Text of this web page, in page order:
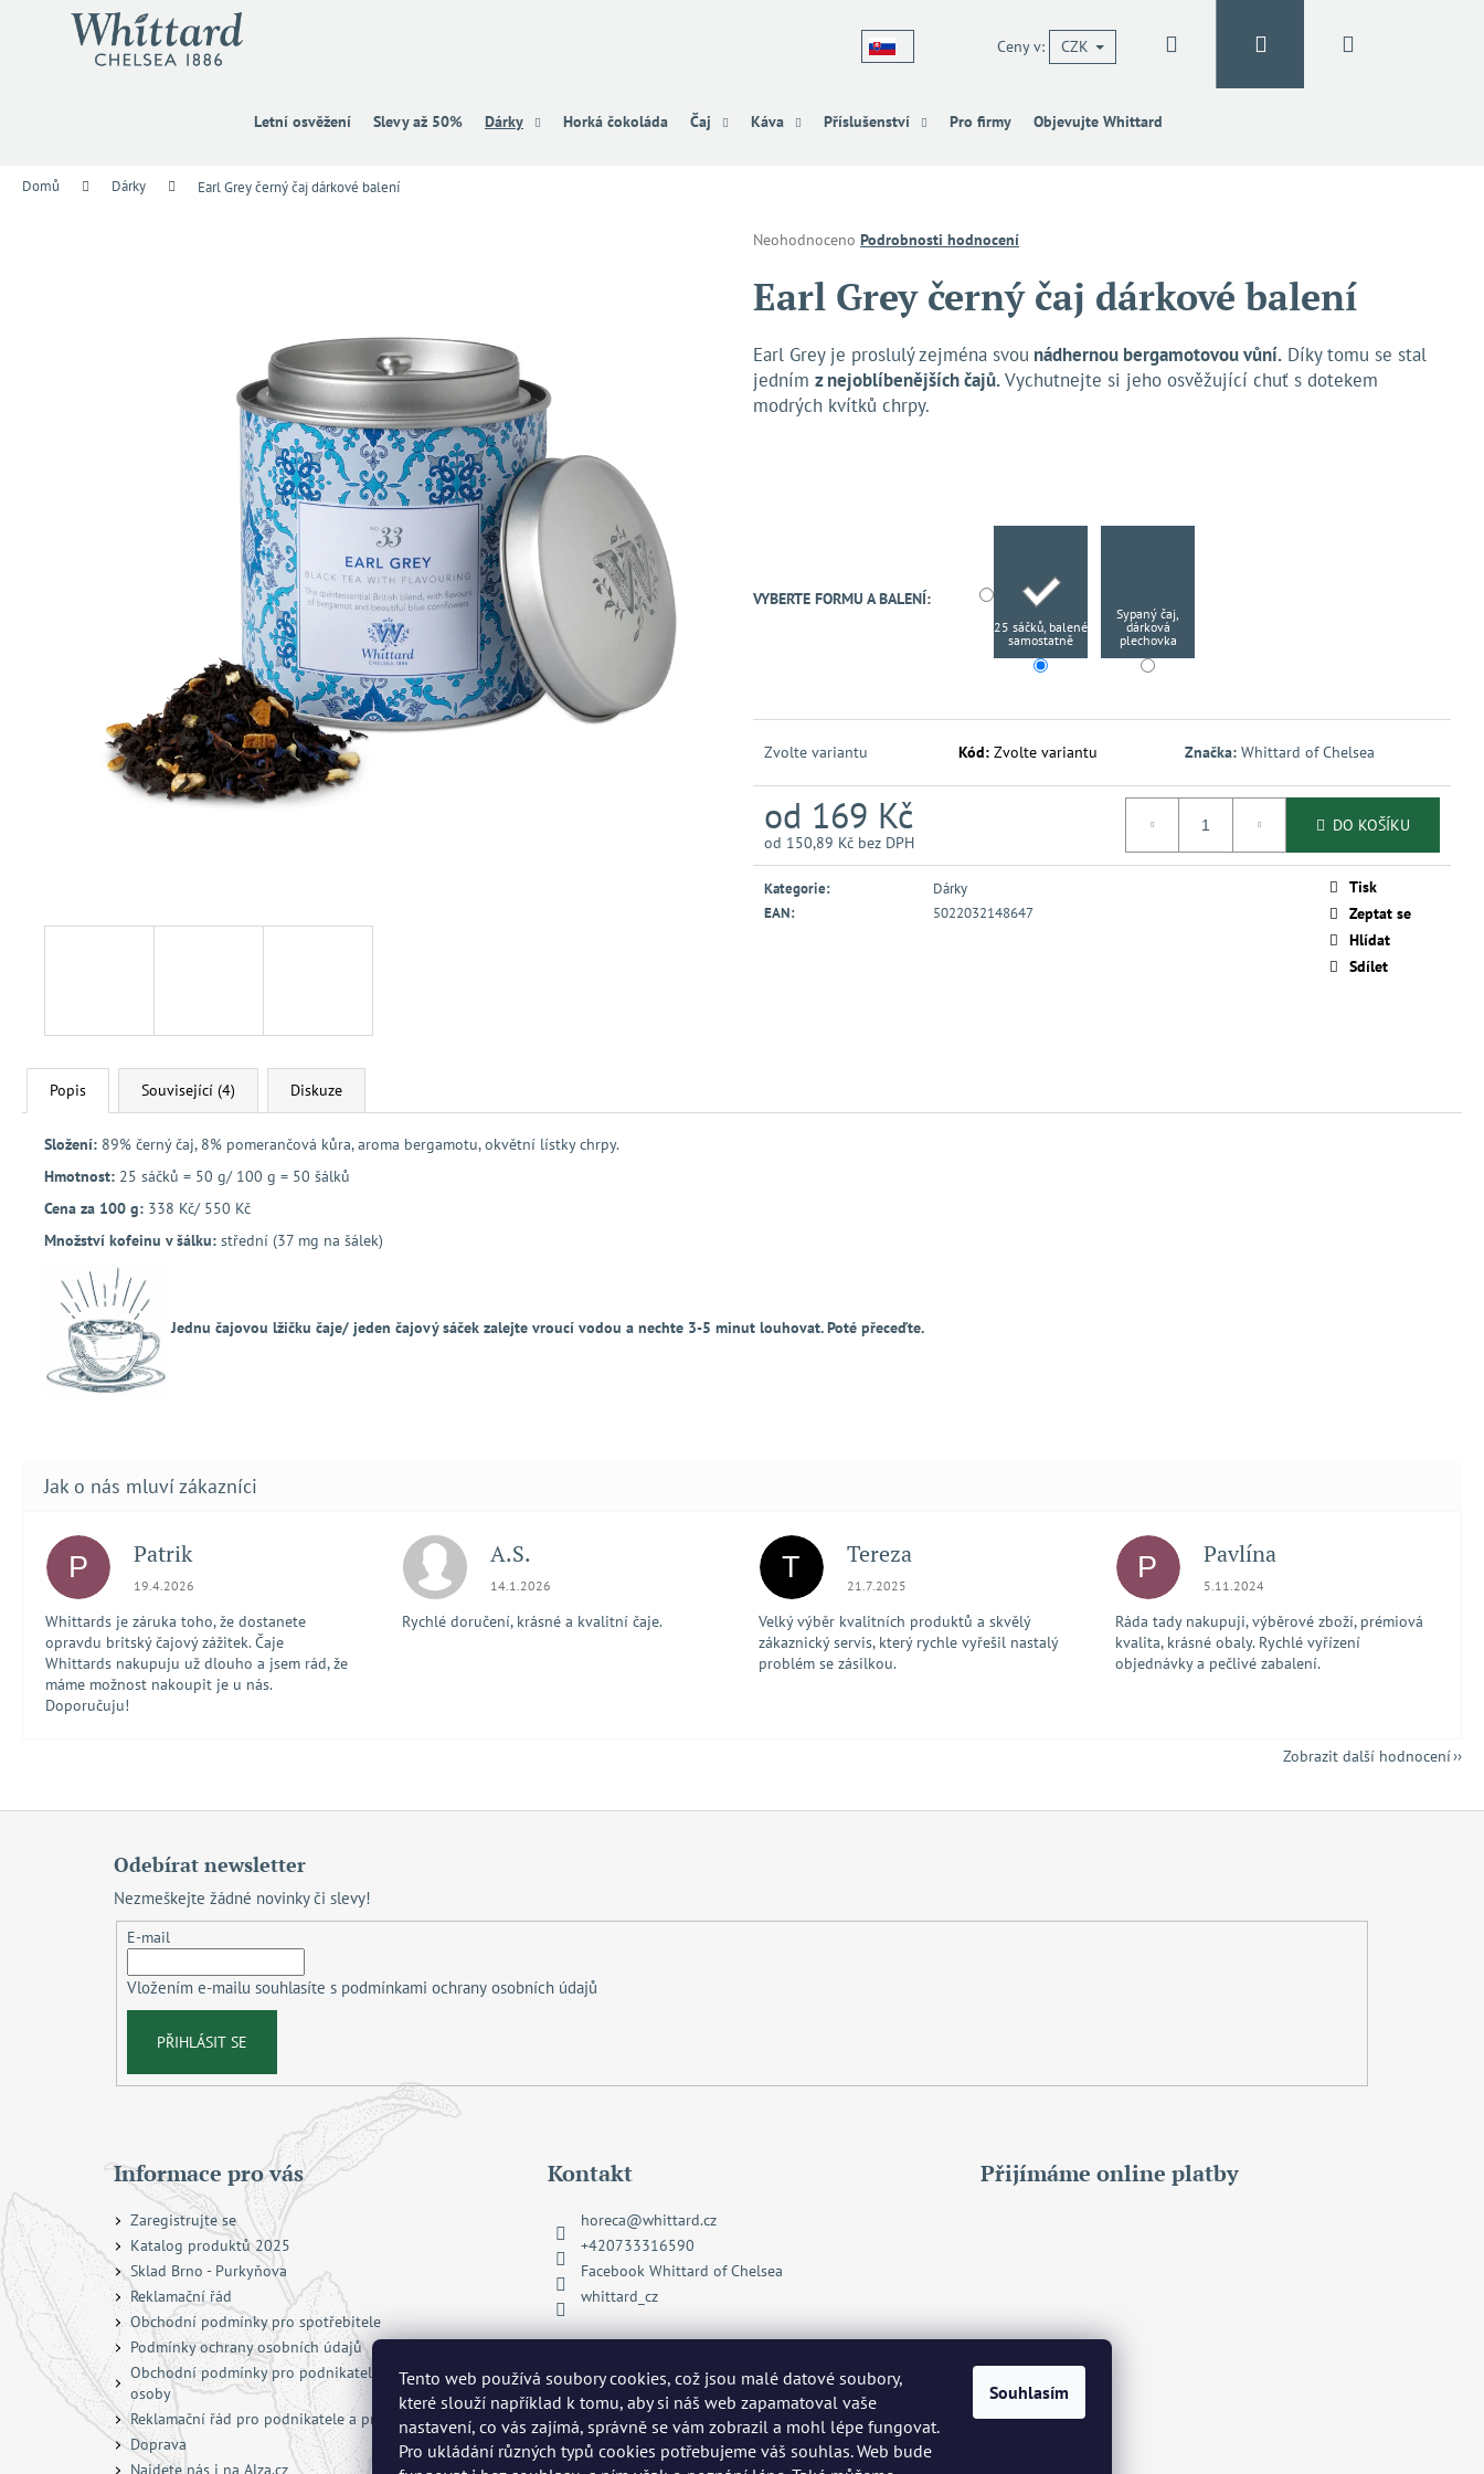
Tento web používá soubory cookies, což jsou malé datové soubory,
které slouží například k tomu, aby si náš web zapamatoval vaše
nastavení, co vás zajímá, správně se vám zobrazil a mohl lépe fungovat.
Pro ukládání různých typů cookies potřebujeme váš souhlas. Web bude
Souhlasím
Letní osvěžení Slevy až 50% Dárky Horká čokoláda Čaj Káva Příslušenství Pro firmy Objevujte Whittard
Ceny v: CZK Přihlášení
Domů Dárky Earl Grey černý čaj dárkové balení
Průměrné
produktu
je
z
5
hvězdiček.
Neohodnoceno Podrobnosti hodnocení
Earl Grey černý čaj dárkové balení
Earl Grey je proslulý zejména svou nádhernou bergamotovou vůní. Díky tomu se stal
jedním z nejoblíbenějších čajů.Vychutnejte si jeho osvěžující chuť s dotekem
modrých kvítků chrpy.
VYBERTE FORMU A BALENÍ:
25 sáčků, balené
samostatně
Sypaný čaj,
dárková
plechovka
Zvolte variantu Kód: Zvolte variantu Značka: Whittard of Chelsea
od 169 Kč
od 150,89 Kč bez DPH
Měrná
cena:
DO KOŠÍKU
Kategorie:
Dárky
EAN: 5022032148647
Tisk
Zeptat se
Hlídat
Sdílet
Popis Související (4) Diskuze
Složení: 89% černý čaj, 8% pomerančová kůra, aroma bergamotu, okvětní lístky chrpy.
Hmotnost: 25 sáčků = 50 g/ 100 g = 50 šálků
Cena za 100 g: 338 Kč/ 550 Kč
Množství kofeinu v šálku: střední (37 mg na šálek)
Jednu čajovou lžičku čaje/ jeden čajový sáček zalejte vroucí vodou a nechte 3-5 minut louhovat. Poté přeceďte.
P Patrik
Hodnocení obchodu je 5 z 5 hvězdiček.
19.4.2026
Whittards je záruka toho, že dostanete
opravdu britský čajový zážitek. Čaje
Whittards nakupuju už dlouho a jsem rád, že
máme možnost nakoupit je u nás.
Doporučuju!
A.S.
Hodnocení obchodu je 5 z 5 hvězdiček.
14.1.2026
Rychlé doručení, krásné a kvalitní čaje.
T Tereza
Hodnocení obchodu je 5 z 5 hvězdiček.
21.7.2025
Velký výběr kvalitních produktů a skvělý
zákaznický servis, který rychle vyřešil nastalý
problém se zásilkou.
P Pavlína
Hodnocení obchodu je 5 z 5 hvězdiček.
5.11.2024
Ráda tady nakupuji, výběrové zboží, prémiová
kvalita, krásné obaly. Rychlé vyřízení
objednávky a pečlivé zabalení.
Zobrazit další hodnocení
Zpět
Zpět
Co potřebujete najít?
Odebírat newsletter
Nezmeškejte žádné novinky či slevy!
E-mail
Vložením e-mailu souhlasíte s podmínkami ochrany osobních údajů
PŘIHLÁSIT SE
Informace pro vás
Zaregistrujte se
Katalog produktů 2025
Sklad Brno - Purkyňova
Reklamační řád
Obchodní podmínky pro spotřebitele
Podmínky ochrany osobních údajů
Obchodní podmínky pro podnikatele a právnické
osoby
Reklamační řád pro podnikatele a právnické osoby
Doprava
Najdete nás i na Alza.cz
Kontakt
horeca@whittard.cz
+420733316590
Facebook Whittard of Chelsea
whittard_cz
Přijímáme online platby